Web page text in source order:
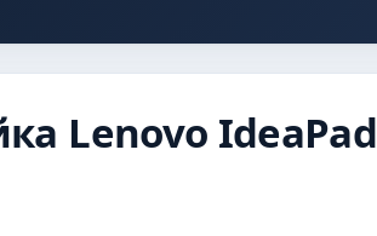
Lenovo IdeaPad